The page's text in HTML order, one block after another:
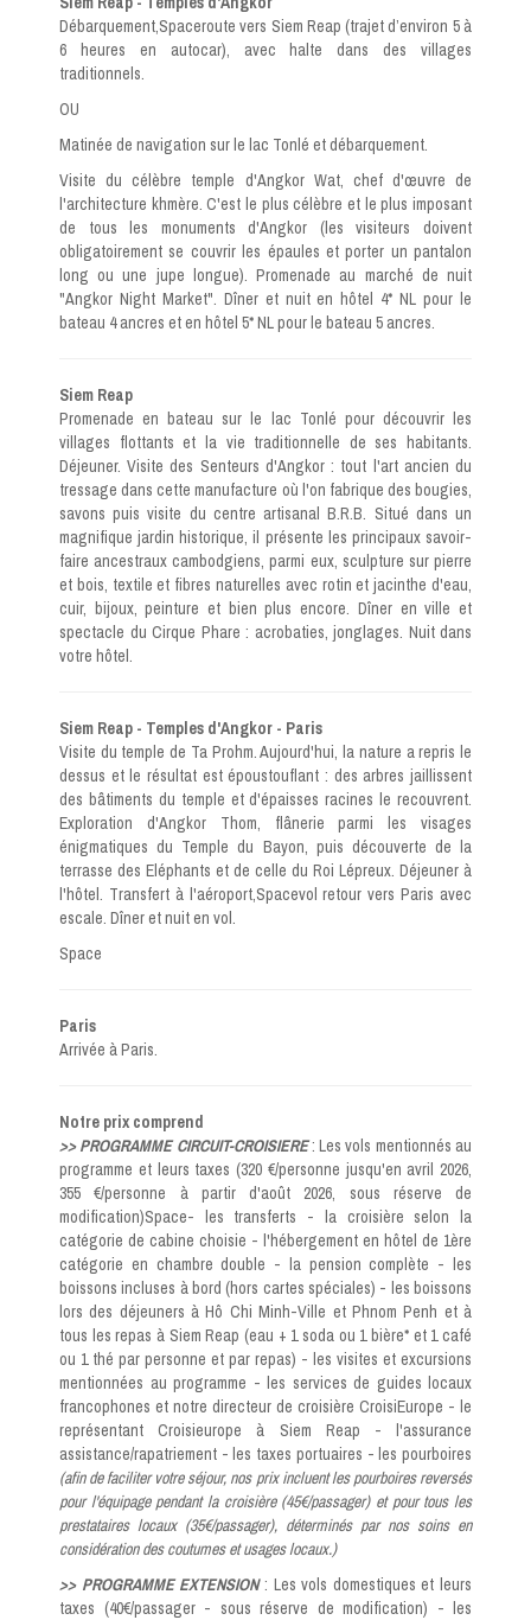
Débarquement,Spaceroute vers Siem Reap (trajet d’environ 5 à
6 heures en autocar), avec halte dans des villages
traditionnels.
OU
Matinée de navigation sur le lac Tonlé et débarquement.
Visite du célèbre temple d'Angkor Wat, chef d'œuvre de
l'architecture khmère. C'est le plus célèbre et le plus imposant
de tous les monuments d'Angkor (les visiteurs doivent
obligatoirement se couvrir les épaules et porter un pantalon
long ou une jupe longue). Promenade au marché de nuit
"Angkor Night Market". Dîner et nuit en hôtel 4* NL pour le
bateau 4 ancres et en hôtel 5* NL pour le bateau 5 ancres.
Siem Reap
Promenade en bateau sur le lac Tonlé pour découvrir les
villages flottants et la vie traditionnelle de ses habitants.
Déjeuner. Visite des Senteurs d'Angkor : tout l'art ancien du
tressage dans cette manufacture où l'on fabrique des bougies,
savons puis visite du centre artisanal B.R.B. Situé dans un
magnifique jardin historique, il présente les principaux savoir-
faire ancestraux cambodgiens, parmi eux, sculpture sur pierre
et bois, textile et fibres naturelles avec rotin et jacinthe d'eau,
cuir, bijoux, peinture et bien plus encore. Dîner en ville et
spectacle du Cirque Phare : acrobaties, jonglages. Nuit dans
votre hôtel.
Siem Reap - Temples d'Angkor - Paris
Visite du temple de Ta Prohm. Aujourd'hui, la nature a repris le
dessus et le résultat est époustouflant : des arbres jaillissent
des bâtiments du temple et d'épaisses racines le recouvrent.
Exploration d'Angkor Thom, flânerie parmi les visages
énigmatiques du Temple du Bayon, puis découverte de la
terrasse des Eléphants et de celle du Roi Lépreux. Déjeuner à
l'hôtel. Transfert à l'aéroport,Spacevol retour vers Paris avec
escale. Dîner et nuit en vol.
Space
Paris
Arrivée à Paris.
Notre prix comprend
>> PROGRAMME CIRCUIT-CROISIERE: Les vols mentionnés au
programme et leurs taxes (320 €/personne jusqu'en avril 2026,
355 €/personne à partir d'août 2026, sous réserve de
modification)Space- les transferts - la croisière selon la
catégorie de cabine choisie - l'hébergement en hôtel de 1ère
catégorie en chambre double - la pension complète - les
boissons incluses à bord (hors cartes spéciales) - les boissons
lors des déjeuners à Hô Chi Minh-Ville et Phnom Penh et à
tous les repas à Siem Reap (eau + 1 soda ou 1 bière* et 1 café
ou 1 thé par personne et par repas) - les visites et excursions
mentionnées au programme - les services de guides locaux
francophones et notre directeur de croisière CroisiEurope - le
représentant Croisieurope à Siem Reap - l'assurance
assistance/rapatriement - les taxes portuaires - les pourboires
(afin de faciliter votre séjour, nos prix incluent les pourboires reversés
pour l'équipage pendant la croisière (45€/passager) et pour tous les
prestataires locaux (35€/passager), déterminés par nos soins en
considération des coutumes et usages locaux.)
>> PROGRAMME EXTENSION: Les vols domestiques et leurs
taxes (40€/passager - sous réserve de modification) - les